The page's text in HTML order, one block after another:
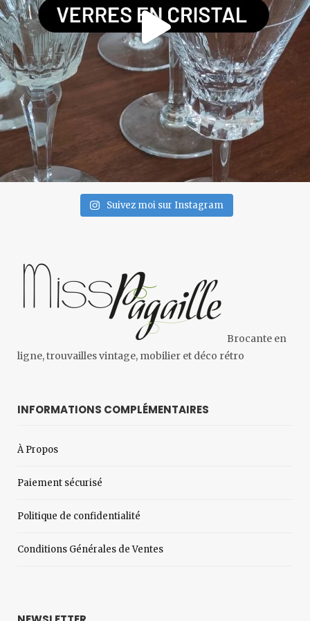
Suivez moi sur Instagram
Brocante en
ligne, trouvailles vintage, mobilier et déco rétro
INFORMATIONS COMPLÉMENTAIRES
À Propos
Paiement sécurisé
Politique de confidentialité
Conditions Générales de Ventes